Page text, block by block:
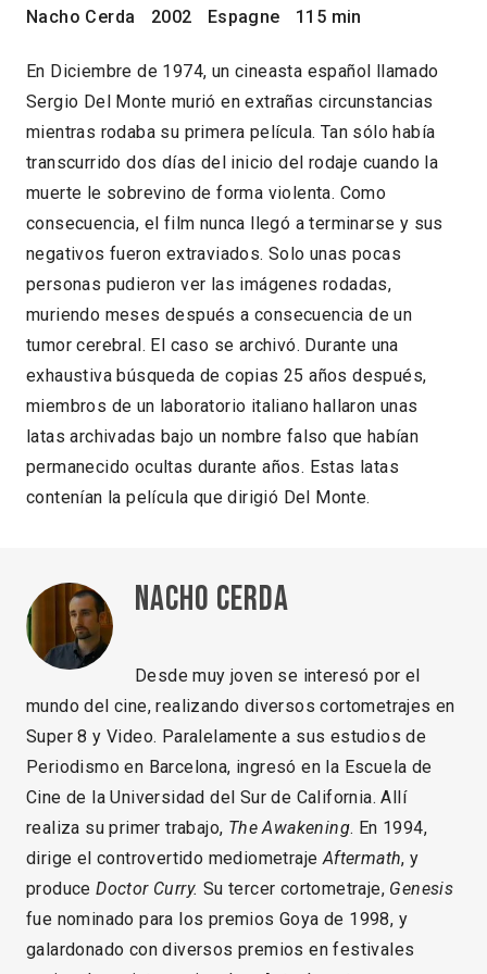
Nacho Cerda 2002 Espagne 115 min
En Diciembre de 1974, un cineasta español llamado
Sergio Del Monte murió en extrañas circunstancias
mientras rodaba su primera película. Tan sólo había
transcurrido dos días del inicio del rodaje cuando la
muerte le sobrevino de forma violenta. Como
consecuencia, el film nunca llegó a terminarse y sus
negativos fueron extraviados. Solo unas pocas
personas pudieron ver las imágenes rodadas,
muriendo meses después a consecuencia de un
tumor cerebral. El caso se archivó. Durante una
exhaustiva búsqueda de copias 25 años después,
miembros de un laboratorio italiano hallaron unas
latas archivadas bajo un nombre falso que habían
permanecido ocultas durante años. Estas latas
contenían la película que dirigió Del Monte.
Nacho Cerda
Desde muy joven se interesó por el
mundo del cine, realizando diversos cortometrajes en
Super 8 y Video. Paralelamente a sus estudios de
Periodismo en Barcelona, ingresó en la Escuela de
Cine de la Universidad del Sur de California. Allí
realiza su primer trabajo, The Awakening. En 1994,
dirige el controvertido mediometraje Aftermath, y
produceDoctor Curry. Su tercer cortometraje, Genesis
fue nominado para los premios Goya de 1998, y
galardonado con diversos premios en festivales